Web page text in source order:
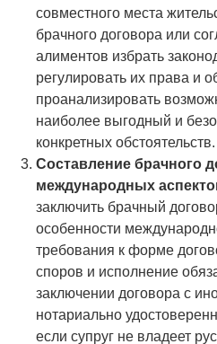
совместного места
брачного договора или
алиментов избрать
регулировать их права и
проанализировать
наиболее выгодный и
конкретных обстоятельств.
Составление брачного
международных
заключить брачный
особенности
требования к форме
споров и исполнение
заключении договора с
нотариально
если супруг не владеет